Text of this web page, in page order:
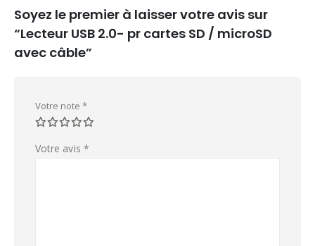
Soyez le premier à laisser votre avis sur
“Lecteur USB 2.0- pr cartes SD / microSD
avec câble”
Votre note *
Votre avis *